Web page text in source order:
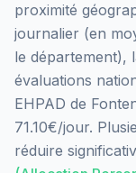
proximité
journalier (en
le département),
évaluations
EHPAD de
71.10€/jour.
réduire